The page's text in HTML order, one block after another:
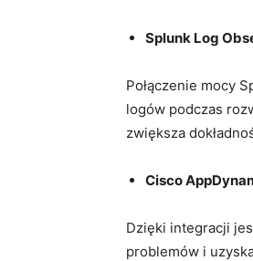
Splunk Log
Połączenie mocy
logów podczas
zwiększa
Cisco
Dzięki integracji
problemów i